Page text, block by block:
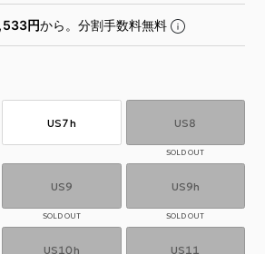
円から。分割手数料無料
US7h US8
SOLD OUT
US9
SOLD OUT
US9h
SOLD OUT
US10h US11